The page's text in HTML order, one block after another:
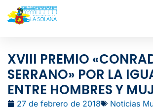
XVIII PREMIO
SERRANO» POR LA
ENTRE HOMBRES Y
27 de febrero de 2018
Noticias